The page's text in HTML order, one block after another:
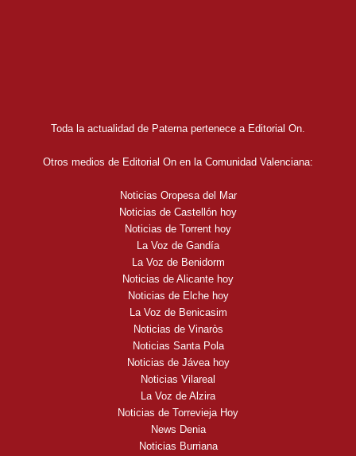
Toda la actualidad de Paterna pertenece a Editorial On.
Otros medios de Editorial On en la Comunidad Valenciana:
Noticias Oropesa del Mar
Noticias de Castellón hoy
Noticias de Torrent hoy
La Voz de Gandía
La Voz de Benidorm
Noticias de Alicante hoy
Noticias de Elche hoy
La Voz de Benicasim
Noticias de Vinaròs
Noticias Santa Pola
Noticias de Jávea hoy
Noticias Vilareal
La Voz de Alzira
Noticias de Torrevieja Hoy
News Denia
Noticias Burriana